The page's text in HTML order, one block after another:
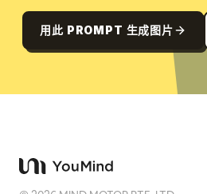
用此 PROMPT 生成图片